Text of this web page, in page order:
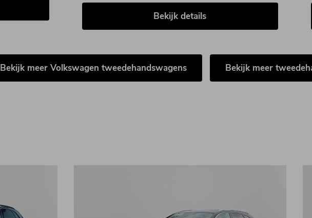
Bekijk details
Bekijk meer Volkswagen tweedehandswagens Bekijk meer